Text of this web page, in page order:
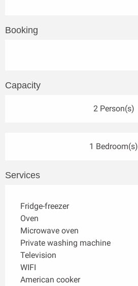
Booking
Capacity
2 Person(s)
1 Bedroom(s)
Services
Fridge-freezer
Oven
Microwave oven
Private washing machine
Television
WIFI
American cooker